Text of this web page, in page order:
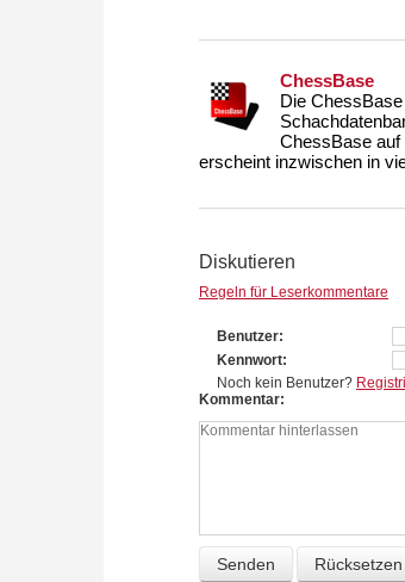
ChessBase
Die
ChessBase
erscheint inzwischen in
Diskutieren
Regeln für Leserkommentare
Benutzer
Kennwort
Noch kein Benutzer?
Kommentar